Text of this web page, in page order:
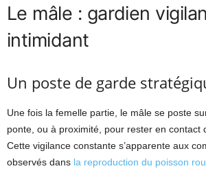
Le mâle : gardien
intimidant
Un poste de garde
Une fois la femelle partie, le mâle se poste
ponte, ou à proximité, pour rester en contact
Cette vigilance constante s’apparente aux
observés dans la reproduction du poisson